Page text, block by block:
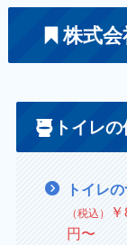
株式
トイレ
トイレ
（税込）
円〜